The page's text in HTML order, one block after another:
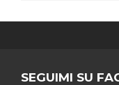
SEGUIMI SU